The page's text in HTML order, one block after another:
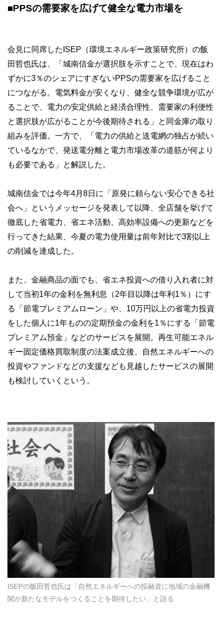
■PPSの需要家を広げて健全な電力市場を
会見に同席したISEP（環境エネルギー政策研究所）の飯
田哲也氏は、「城南信金が選択肢を示すことで、現在はわ
ずかに3％のシェアにすぎないPPSの需要家を広げること
につながる。電気料金が安くなり、健全な競争環境が広が
ることで、電力の安定供給と経済合理性、需要家の利便性
と選択肢が広がることが今後期待される」と同金庫の取り
組みを評価。一方で、「電力の供給と送電網の独占が続い
ているなかで、発送電分離と電力市場改革の道筋が何より
も必要である」と解説した。
城南信金では今年4月8日に「原発に頼らない安心できる社
会へ」というメッセージを発表して以降、全店舗を挙げて
徹底した省電力、省エネ活動、高効率設備への更新などを
行ってきた結果、今夏の電力使用量は前年対比で3割以上
の削減を達成した。
また、金融商品の面でも、省エネ投資への借り入れ者に対
して当初1年の金利を無利息（2年目以降は年利1％）にす
る「節電プレミアムローン」や、10万円以上の省電力投資
をした個人に1年ものの定期預金の金利を1％にする「節電
プレミアム預金」などのサービスを展開。再生可能エネル
ギー固定価格買取制度の法案成立後、自然エネルギーへの
投資やファンドなどの支援なども見越したサービスの展開
も検討していくという。
ISEPの飯田哲也氏は「自然エネルギーへの投融資に地域の金融機
関が新たなモデルをつくることを期待したい」と語る